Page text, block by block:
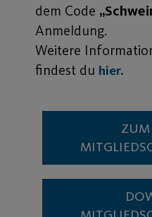
dem Code
Anmeldung.
Weitere
findest du hier.